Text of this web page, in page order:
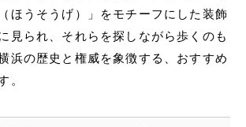
ほうそうげ）」をモチーフにした装飾
見られ、それらを探しながら歩くのも
浜の歴史と権威を象徴する、おすすめ
。